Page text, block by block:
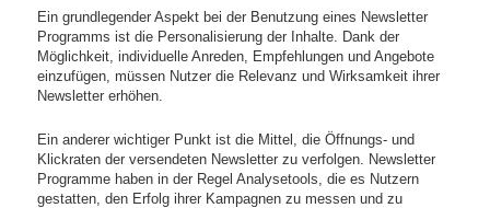
Ein grundlegender Aspekt bei der Benutzung eines Newsletter
Programms ist die Personalisierung der Inhalte. Dank der
Möglichkeit, individuelle Anreden, Empfehlungen und Angebote
einzufügen, müssen Nutzer die Relevanz und Wirksamkeit ihrer
Newsletter erhöhen.
Ein anderer wichtiger Punkt ist die Mittel, die Öffnungs- und
Klickraten der versendeten Newsletter zu verfolgen. Newsletter
Programme haben in der Regel Analysetools, die es Nutzern
gestatten, den Erfolg ihrer Kampagnen zu messen und zu